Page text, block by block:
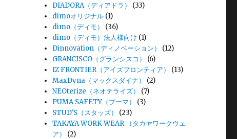
DIADORA（ディアドラ）
(33)
dimoオリジナル (1)
dimo（ディモ）
(36)
dimo（ディモ）法人様向け (1)
Dinnovation（ディノベーション）
(12)
GRANCISCO（グランシスコ）
(6)
IZ FRONTIER（アイズフロンティア）
(13)
MaxDyna（マックスダイナ）
(2)
NEOterize（ネオテライズ）
(7)
PUMA SAFETY（プーマ）
(3)
STUD'S（スタッズ）
(23)
TAKAYA WORK WEAR （タカヤワークウェ
ア）
(2)